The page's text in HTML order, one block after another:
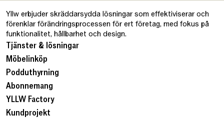
Yllw erbjuder skräddarsydda lösningar som effektiviserar och
förenklar förändringsprocessen för ert företag, med fokus på
funktionalitet, hållbarhet och design.
Tjänster & lösningar
Möbelinköp
Podduthyrning
Abonnemang
YLLW Factory
Kundprojekt